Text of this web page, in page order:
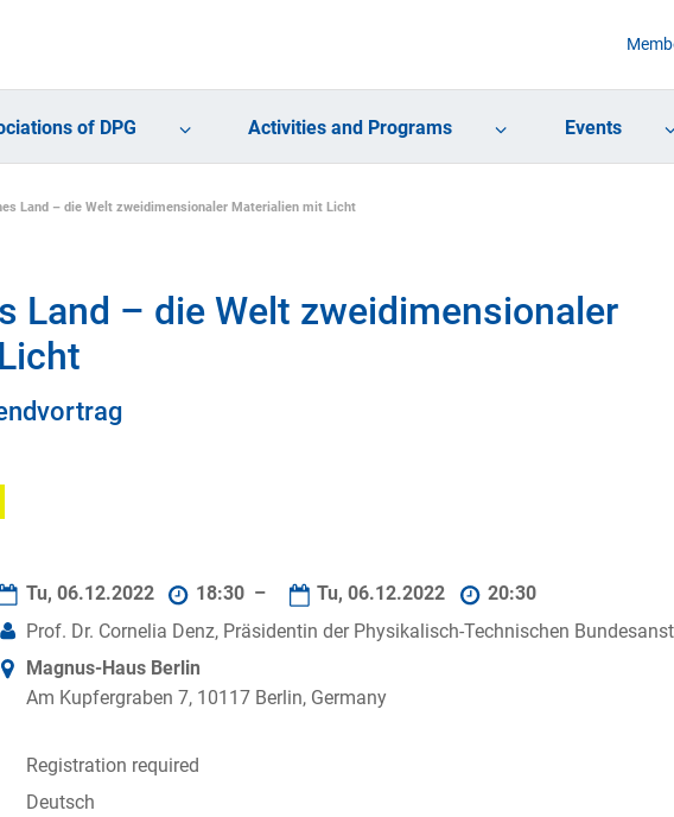
of DPG Activities and Programs Events
Land – die Welt zweidimensionaler Materialien mit Licht
Land – die Welt zweidimensionaler
Tu, 06.12.2022 18:30 – Tu, 06.12.2022
20:30
Prof. Dr. Cornelia Denz, Präsidentin der Physikalisch-Technischen
Magnus-Haus Berlin
Am Kupfergraben 7, 10117 Berlin, Germany
Registration required
Deutsch